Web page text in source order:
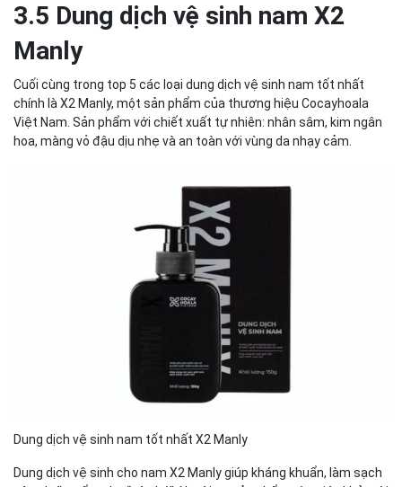
3.5 Dung dịch vệ sinh nam X2
Manly
Cuối cùng trong top 5 các loại dung dịch vệ sinh nam tốt nhất
chính là X2 Manly, một sản phẩm của thương hiệu Cocayhoala
Việt Nam. Sản phẩm với chiết xuất tự nhiên: nhân sâm, kim ngân
hoa, màng vỏ đậu dịu nhẹ và an toàn với vùng da nhạy cảm.
Dung dịch vệ sinh nam tốt nhất X2 Manly
Dung dịch vệ sinh cho nam X2 Manly giúp kháng khuẩn, làm sạch